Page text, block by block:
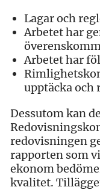
Lagar och
Arbetet har
Arbetet har
upptäcka
Dessutom kan
redovisningen
rapporten som
ekonom
kvalitet.